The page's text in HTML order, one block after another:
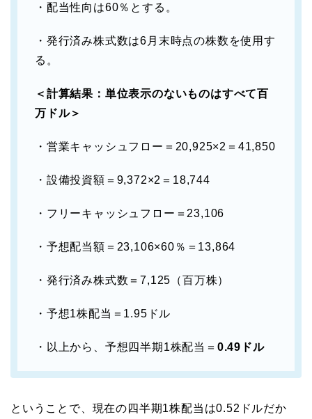
・配当性向は60％とする。
・発行済み株式数は6月末時点の株数を使用す
る。
＜計算結果：単位表示のないものはすべて百
万ドル＞
・営業キャッシュフロー＝20,925×2＝41,850
・設備投資額＝9,372×2＝18,744
・フリーキャッシュフロー＝23,106
・予想配当額＝23,106×60％＝13,864
・発行済み株式数＝7,125（百万株）
・予想1株配当＝1.95ドル
・以上から、予想四半期1株配当＝ 0.49ドル
ということで、現在の四半期1株配当は0.52ドルだか